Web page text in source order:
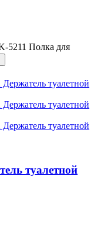
5211 Полка для
туалетной